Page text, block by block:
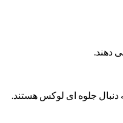
دهند.
دنبال جلوه ای لوکس هستند.